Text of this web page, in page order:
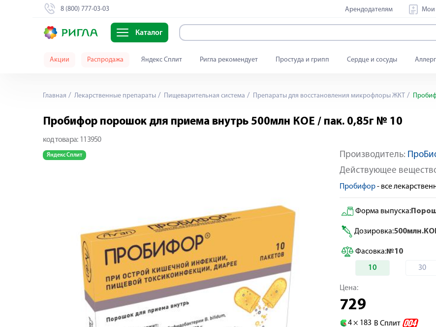
8 (800) 777-03-03 Арендодателям Мои
Каталог
Акции Распродажа Яндекс Сплит Ригла рекомендует Простуда и грипп Сердце и сосуды
Главная Лекарственные препараты Пищеварительная система Препараты для восстановления микрофлоры ЖКТ
Пробифор порошок для приема внутрь 500млн КОЕ / пак. 0,85г № 10
код товара: 113950
Яндекс Сплит Производитель:
Действующее
Пробифор- все
Форма выпуска:
Дозировка:
Фасовка:№10
10 30
Цена:
729
4 × 183 В Сплит